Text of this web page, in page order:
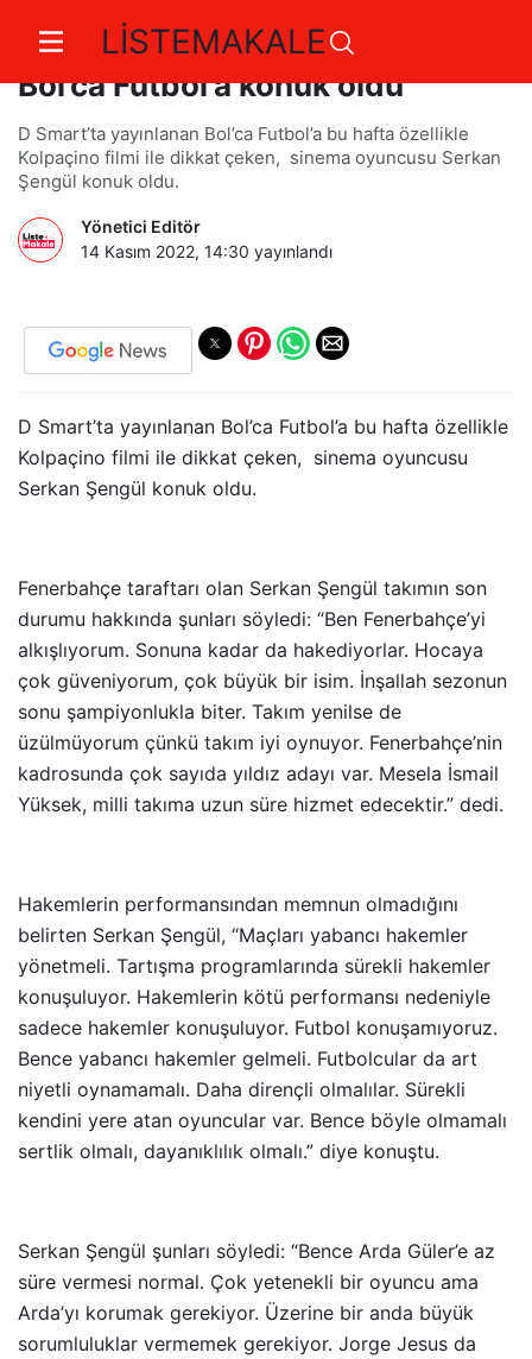
LİSTEMAKALE
Sinema oyuncusu Serkan Şengül
Bol’ca Futbol’a konuk oldu
D Smart’ta yayınlanan Bol’ca Futbol’a bu hafta özellikle
Kolpaçino filmi ile dikkat çeken, sinema oyuncusu Serkan
Şengül konuk oldu.
Yönetici Editör
14 Kasım 2022, 14:30 yayınlandı
D Smart’ta yayınlanan Bol’ca Futbol’a bu hafta özellikle
Kolpaçino filmi ile dikkat çeken, sinema oyuncusu
Serkan Şengül konuk oldu.
Fenerbahçe taraftarı olan Serkan Şengül takımın son
durumu hakkında şunları söyledi: “Ben Fenerbahçe’yi
alkışlıyorum. Sonuna kadar da hakediyorlar. Hocaya
çok güveniyorum, çok büyük bir isim. İnşallah sezonun
sonu şampiyonlukla biter. Takım yenilse de
üzülmüyorum çünkü takım iyi oynuyor. Fenerbahçe’nin
kadrosunda çok sayıda yıldız adayı var. Mesela İsmail
Yüksek, milli takıma uzun süre hizmet edecektir.” dedi.
Hakemlerin performansından memnun olmadığını
belirten Serkan Şengül, “Maçları yabancı hakemler
yönetmeli. Tartışma programlarında sürekli hakemler
konuşuluyor. Hakemlerin kötü performansı nedeniyle
sadece hakemler konuşuluyor. Futbol konuşamıyoruz.
Bence yabancı hakemler gelmeli. Futbolcular da art
niyetli oynamamalı. Daha dirençli olmalılar. Sürekli
kendini yere atan oyuncular var. Bence böyle olmamalı
sertlik olmalı, dayanıklılık olmalı.” diye konuştu.
Serkan Şengül şunları söyledi: “Bence Arda Güler’e az
süre vermesi normal. Çok yetenekli bir oyuncu ama
Arda’yı korumak gerekiyor. Üzerine bir anda büyük
sorumluluklar vermemek gerekiyor. Jorge Jesus da